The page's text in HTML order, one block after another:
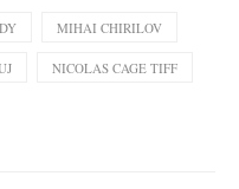
MIHAI CHIRILOV
NICOLAS CAGE TIFF